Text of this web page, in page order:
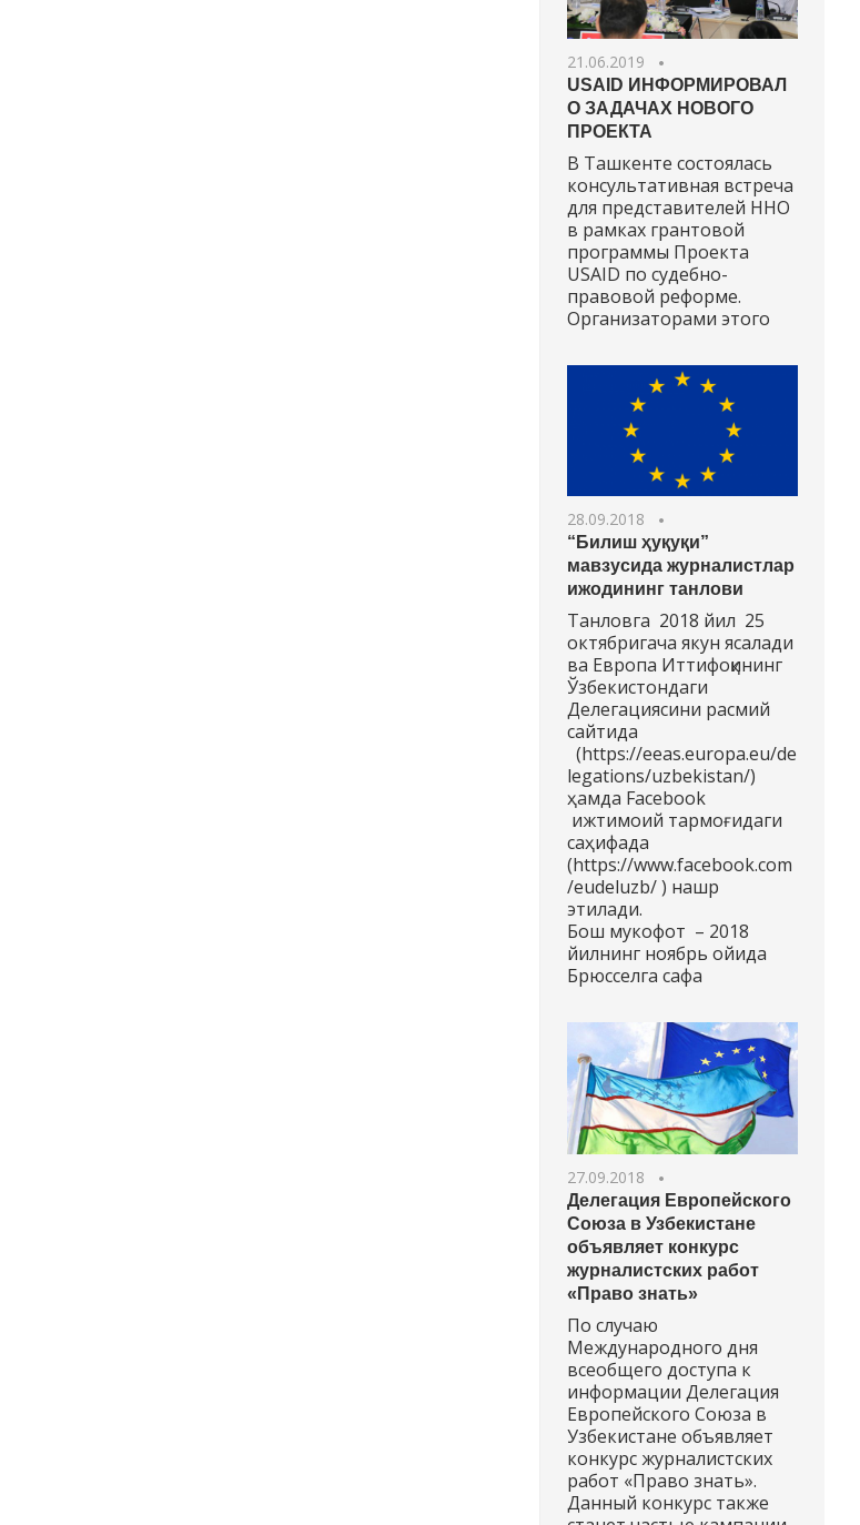
21.06.2019
USAID ИНФОРМИРОВАЛ
О ЗАДАЧАХ НОВОГО
ПРОЕКТА
В Ташкенте состоялась
консультативная встреча
для представителей ННО
в рамках грантовой
программы Проекта
USAID по судебно-
правовой реформе.
Организаторами этого
28.09.2018
“Билиш ҳуқуқи”
мавзусида журналистлар
ижодининг танлови
Танловга 2018 йил 25
октябригача якун ясалади
ва Европа Иттифоқининг
Ўзбекистондаги
Делегациясини расмий
сайтида
(https://eeas.europa.eu/de
legations/uzbekistan/)
ҳамда Facebook
ижтимоий тармоғидаги
саҳифада
(https://www.facebook.com
/eudeluzb/ ) нашр
этилади.
Бош мукофот – 2018
йилнинг ноябрь ойида
Брюсселга сафа
27.09.2018
Делегация Европейского
Союза в Узбекистане
объявляет конкурс
журналистских работ
«Право знать»
По случаю
Международного дня
всеобщего доступа к
информации Делегация
Европейского Союза в
Узбекистане объявляет
конкурс журналистских
работ «Право знать».
Данный конкурс также